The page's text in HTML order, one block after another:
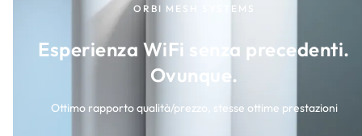
ORBI MESH SYSTEMS
Esperienza WiFi senza precedenti.
Ovunque.
Ottimo rapporto qualità/prezzo, stesse ottime prestazioni